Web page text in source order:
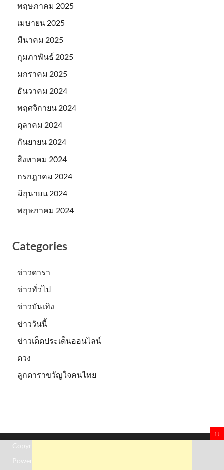
พฤษภาคม 2025
เมษายน 2025
มีนาคม 2025
กุมภาพันธ์ 2025
มกราคม 2025
ธันวาคม 2024
พฤศจิกายน 2024
ตุลาคม 2024
กันยายน 2024
สิงหาคม 2024
กรกฎาคม 2024
มิถุนายน 2024
พฤษภาคม 2024
Categories
ข่าวดารา
ข่าวทั่วไป
ข่าวบันเทิง
ข่าววันนี้
ข่าวเด็ดประเด็นออนไลน์
ดวง
ลูกดาราขวัญใจคนไทย
Copyright © 2026
Powered by
↑↓